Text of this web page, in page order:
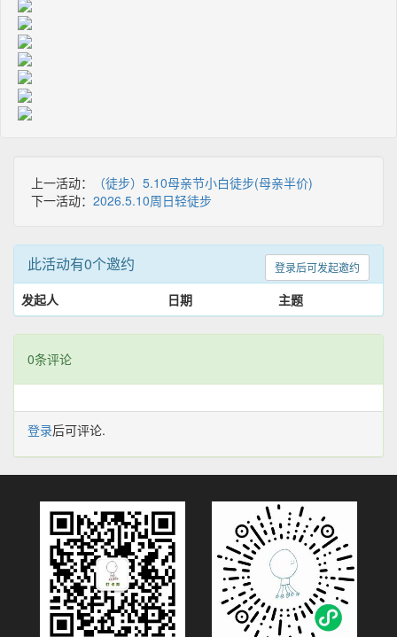
上一活动：
（徒步）5.10母亲节小白徒步(母亲半价)
下一活动： 2026.5.10周日轻徒步
登录后可发起邀约
此活动有0个邀约
发起人 日期 主题
0条评论
登录后可评论.